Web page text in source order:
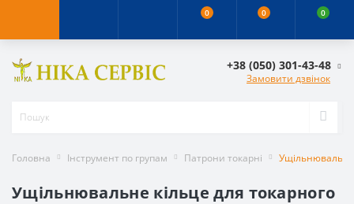
0 0 0
+38 (050) 301-43-48
Замовити дзвінок
Головна Інструмент по групам Патрони токарні Ущільнювальні
Ущільнювальне кільце для токарного